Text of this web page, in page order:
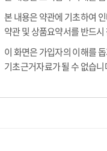
본 내용은 약관에 기초하여
약관 및 상품요약서를 반드
이 화면은 가입자의 이해를
기초근거자료가 될 수 없습니